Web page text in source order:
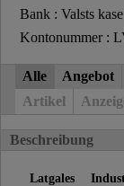
Bank : Valsts
Kontonummer :
Alle Angebot
Artikel
Beschreibung
Latgales